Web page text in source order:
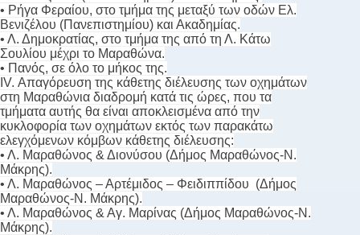
• Ρήγα Φεραίου, στο τμήμα της μεταξύ των οδών Ελ.
Βενιζέλου (Πανεπιστημίου) και Ακαδημίας.
• Λ. Δημοκρατίας, στο τμήμα της από τη Λ. Κάτω
Σουλίου μέχρι το Μαραθώνα.
• Πανός, σε όλο το μήκος της.
ΙV. Απαγόρευση της κάθετης διέλευσης των οχημάτων
στη Μαραθώνια διαδρομή κατά τις ώρες, που τα
τμήματα αυτής θα είναι αποκλεισμένα από την
κυκλοφορία των οχημάτων εκτός των παρακάτω
ελεγχόμενων κόμβων κάθετης διέλευσης:
• Λ. Μαραθώνος & Διονύσου (Δήμος Μαραθώνος-Ν.
Μάκρης).
• Λ. Μαραθώνος – Αρτέμιδος – Φειδιππίδου (Δήμος
Μαραθώνος-Ν. Μάκρης).
• Λ. Μαραθώνος & Αγ. Μαρίνας (Δήμος Μαραθώνος-Ν.
Μάκρης).